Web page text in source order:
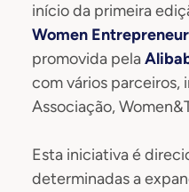
início da primeira
Women
promovida pela
com vários parceiros,
Associação,
Esta iniciativa é
determinadas a